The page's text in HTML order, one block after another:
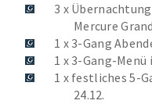
3 x
Mercure
1 x 3-Gang
1 x 3-Gang-
1 x festliches 5-
24.12.